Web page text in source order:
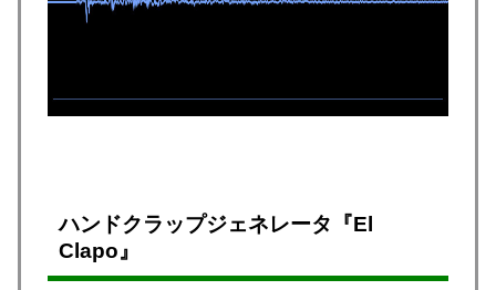
ハンドクラップジェネレータ『El
Clapo』